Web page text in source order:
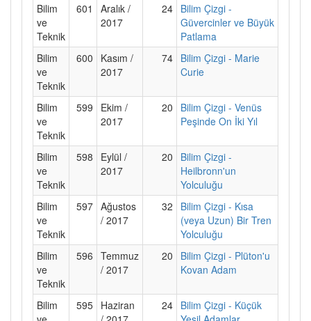
Bilim
ve
Teknik
601
Aralık /
2017
24 Bilim Çizgi -
Güvercinler ve Büyük
Patlama
Bilim
ve
Teknik
600
Kasım /
2017
74 Bilim Çizgi - Marie
Curie
Bilim
ve
Teknik
599
Ekim /
2017
20
Bilim Çizgi - Venüs
Peşinde On İki Yıl
Bilim
ve
Teknik
598
Eylül /
2017
20
Bilim Çizgi -
Heilbronn'un
Yolculuğu
Bilim
ve
Teknik
597 Ağustos
/ 2017
32
Bilim Çizgi - Kısa
(veya Uzun) Bir Tren
Yolculuğu
Bilim
ve
Teknik
596 Temmuz
/ 2017
20
Bilim Çizgi - Plüton'u
Kovan Adam
Bilim
595 Haziran
24 Bilim Çizgi - Küçük